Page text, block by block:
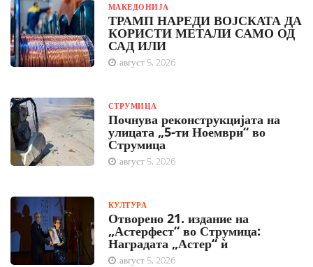
МАКЕДОНИЈА
ТРАМП НАРЕДИ ВОЈСКАТА ДА
КОРИСТИ МЕТАЛИ САМО ОД
САД ИЛИ
август 5, 2026
СТРУМИЦА
Почнува реконструкцијата на
улицата „5-ти Ноември“ во
Струмица
август 5, 2026
КУЛТУРА
Отворено 21. издание на
„Астерфест“ во Струмица:
Наградата „Астер“ ѝ
август 5, 2026